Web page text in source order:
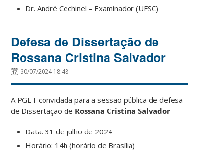
Dr. André Cechinel – Examinador (UFSC)
Defesa de Dissertação de
Rossana Cristina Salvador
30/07/2024 18:48
A PGET convidada para a sessão pública de defesa
de Dissertação de Rossana Cristina Salvador
Data: 31 de julho de 2024
Horário: 14h (horário de Brasília)